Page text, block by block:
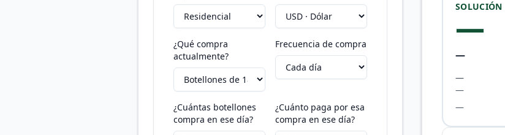
¿Qué compra
actualmente?
Frecuencia de compra
¿Cuántas botellones
compra en ese día?
¿Cuánto paga por esa
compra en ese día?
SOLUCIÓN
—
—
—
—
—